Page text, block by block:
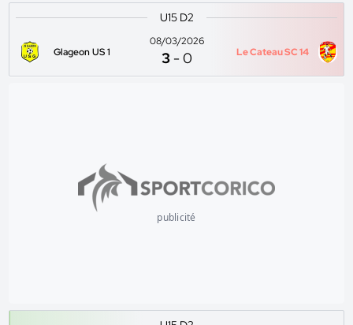
U15 D2
Glageon US 1
08/03/2026
3 -0 Le Cateau SC 14
publicité